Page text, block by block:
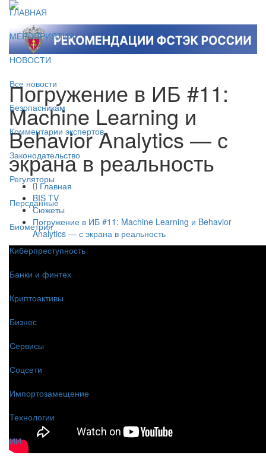
ГЛАВНАЯ
МЕРОПРИЯТИЯ
НОВОСТИ
Все новости
Безопасникам
Комментарии экспертов
Законодательство
Регуляторы
Персданные
Биометрия
Киберпреступность
Банки и финтех
Криптоактивы
Бизнес
Сервисы
Соцсети
Импортозамещение
Технологии
ИИ
Погружение в ИБ #11:
Machine Learning и
Behavior Analytics — с
экрана в реальность
Главная
BIS TV
Сюжеты
Погружение в ИБ #11: Machine Learning и Behavior
Analytics — с экрана в реальность